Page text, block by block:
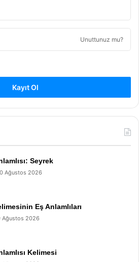
Unuttunuz mu?
Kayıt Ol
Seyrek
Ağustos 2026
Eş Anlamlıları
Ağustos 2026
Kelimesi